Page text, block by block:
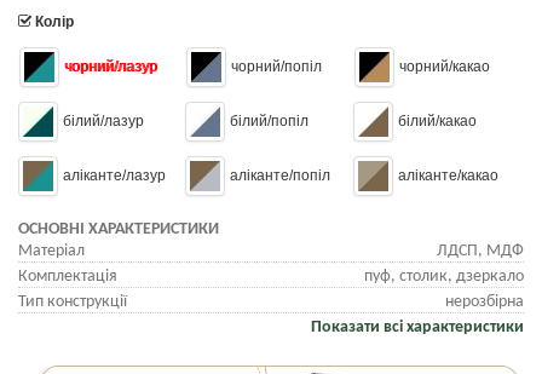
Колір
чорний/лазур чорний/попіл чорний/какао
білий/лазур білий/попіл білий/какао
аліканте/лазур аліканте/попіл аліканте/какао
ОСНОВНІ ХАРАКТЕРИСТИКИ
Матеріал
ЛДСП, МДФ
Комплектація
пуф, столик, дзеркало
Тип конструкції
нерозбірна
Показати всі характеристики